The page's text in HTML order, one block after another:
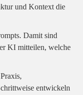
und Kontext die
Damit sind
KI mitteilen, welche
entwickeln